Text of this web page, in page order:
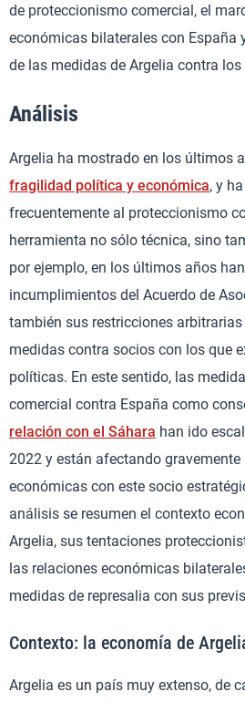
de proteccionismo comercial, el
económicas bilaterales con España
de las medidas de Argelia contra
Análisis
Argelia ha mostrado en los últimos
fragilidad política y económica, y
frecuentemente al proteccionismo
herramienta no sólo técnica, sino
por ejemplo, en los últimos años
incumplimientos del Acuerdo de
también sus restricciones
medidas contra socios con los que
políticas. En este sentido, las
comercial contra España como
relación con el Sáhara han ido
2022 y están afectando gravemente
económicas con este socio
análisis se resumen el contexto
Argelia, sus tentaciones
las relaciones económicas
medidas de represalia con sus
Contexto: la economía de
Argelia es un país muy extenso, de